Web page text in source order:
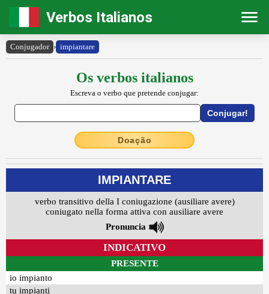
Verbos Italianos
Conjugador › impiantare
Os verbos italianos
Escreva o verbo que pretende conjugar:
Doação
IMPIANTARE
verbo transitivo della I coniugazione (ausiliare avere)
coniugato nella forma attiva con ausiliare avere
Pronuncia
INDICATIVO
PRESENTE
io impianto
tu impianti